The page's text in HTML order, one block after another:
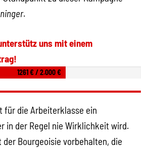
.
uns mit einem
1261 € / 2.000 €
für die Arbeiterklasse ein
in der Regel nie Wirklichkeit wird.
der Bourgeoisie vorbehalten, die